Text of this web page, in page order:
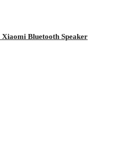
Bluetooth Speaker